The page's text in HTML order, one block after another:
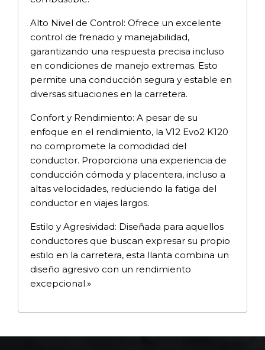
Alto Nivel de Control: Ofrece un excelente
control de frenado y manejabilidad,
garantizando una respuesta precisa incluso
en condiciones de manejo extremas. Esto
permite una conducción segura y estable en
diversas situaciones en la carretera.
Confort y Rendimiento: A pesar de su
enfoque en el rendimiento, la V12 Evo2 K120
no compromete la comodidad del
conductor. Proporciona una experiencia de
conducción cómoda y placentera, incluso a
altas velocidades, reduciendo la fatiga del
conductor en viajes largos.
Estilo y Agresividad: Diseñada para aquellos
conductores que buscan expresar su propio
estilo en la carretera, esta llanta combina un
diseño agresivo con un rendimiento
excepcional.»